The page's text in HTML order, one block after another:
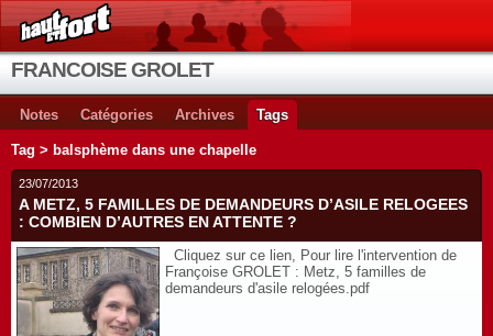
FRANCOISE GROLET
Notes Catégories Archives Tags
Tag > balsphème dans une chapelle
23/07/2013
A METZ, 5 FAMILLES DE DEMANDEURS D’ASILE RELOGEES
: COMBIEN D’AUTRES EN ATTENTE ?
Cliquez sur ce lien, Pour lire l'intervention de
Françoise GROLET : Metz, 5 familles de
demandeurs d'asile relogées.pdf